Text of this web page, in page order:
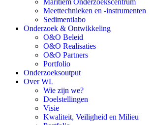
Maritiem Onderzoekscentrum
Meettechnieken en -instrumenten
Sedimentlabo
Onderzoek & Ontwikkeling
O&O Beleid
O&O Realisaties
O&O Partners
Portfolio
Onderzoeksoutput
Over WL
Wie zijn we?
Doelstellingen
Visie
Kwaliteit, Veiligheid en Milieu